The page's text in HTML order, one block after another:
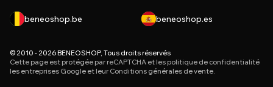
beneoshop.be beneoshop.es
© 2010 - 2026 BENEOSHOP, Tous droits réservés
Cette page est protégée par reCAPTCHA et les politique de confidentialité
les entreprises Google et leur Conditions générales de vente.